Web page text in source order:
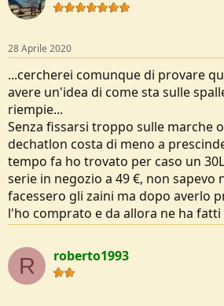
28 Aprile 2020
...cercherei comunque di provare
avere un'idea di come sta sulle
riempie...
Senza fissarsi troppo sulle marche
dechatlon costa di meno a
tempo fa ho trovato per caso un
serie in negozio a 49 €, non sapevo
facessero gli zaini ma dopo averlo
l'ho comprato e da allora ne ha fatti
R roberto1993